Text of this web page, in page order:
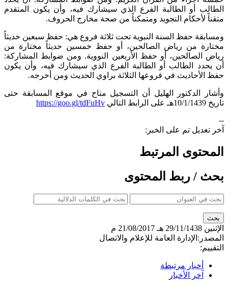
الطالب أو الطالبة الفرع الذي سيشارك فيه، وأن يكون المتقدم
متقناً لأحكام التجويد ومتمكناً من صحة مخارج الحروف.
ومسابقة حفظ السنة النبوية تحت ثلاثة فروع هي: حفظ سبعين حديثاً
مختارة من رياض الصالحين، أو حفظ خمسين حديثاً مختارة من
رياض الصالحين، أو حفظ الأربعين النووية. ومن ضوابط المشاركة:
أن يحدد الطالب أو الطالبة الفرع الذي سيشارك فيه، وأن يكون
حفظ الأحاديث في فروعها الثلاثة براوي الحديث ومن أخرجه.
وأشار الدكتور الهليل أن التسجيل متاح في موقع المسابقة حتى
تاريخ 10/1/1439هـ على الرابط التالي
https://goo.gl/tdFuHv
--
آخر تعديل تم على الخبر:
المحتوى المرتبط
بحث / ربط المحتوى
الإثنين 29/11/1438 هـ
21/08/2017 م
المصدر: الإدارة العامة للإعلام والاتصال
التقييم:
أخبار مرتبطة
آخر الأخبار